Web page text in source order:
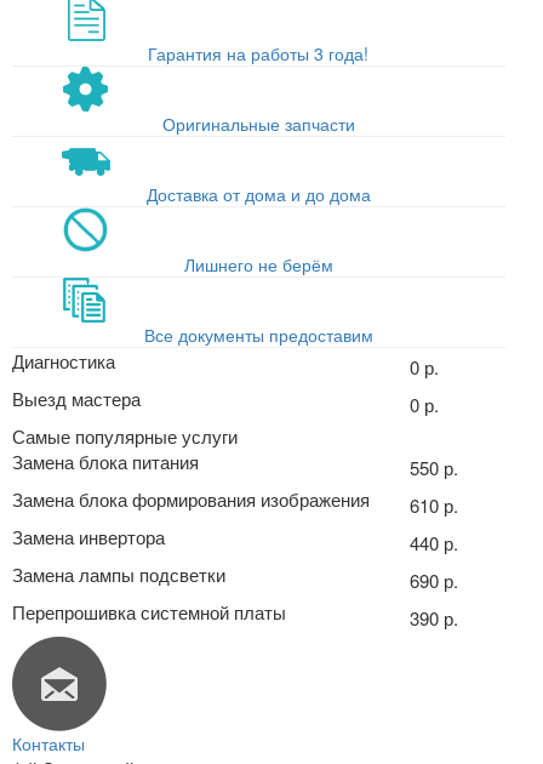
Гарантия на работы 3 года!
Оригинальные запчасти
Доставка от дома и до дома
Лишнего не берём
Все документы предоставим
Диагностика
0 р.
Выезд мастера
0 р.
Самые популярные услуги
Замена блока питания
550 р.
Замена блока формирования изображения
610 р.
Замена инвертора
440 р.
Замена лампы подсветки
690 р.
Перепрошивка системной платы
390 р.
Контакты